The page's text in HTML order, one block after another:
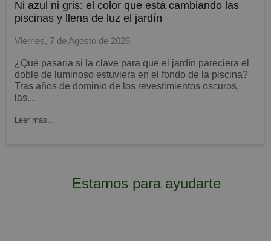
ni azul ni gris: el color que está cambiando las
piscinas y llena de luz el jardín
Viernes, 7 de Agosto de 2026
¿Qué pasaría si la clave para que el jardín pareciera el
doble de luminoso estuviera en el fondo de la piscina?
Tras años de dominio de los revestimientos oscuros,
las...
Leer más...
Estamos para ayudarte